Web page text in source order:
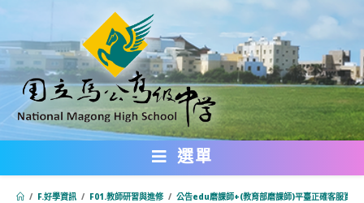
轉
主
要
內
選單
/ F.好學資訊 / F01.教師研習與進修 / 公告edu磨課師+(教育部磨課師)平臺正確客服資訊